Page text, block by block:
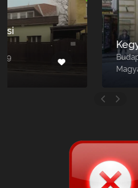
Kegyelet Kft.
Budapest, József krt. 49, 1085